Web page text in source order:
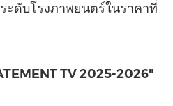
ะดับโรงภาพยนตร์ในราคาที่
TV 2025-2026"